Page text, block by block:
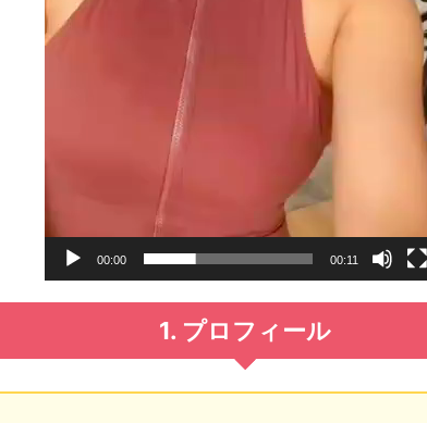
00:00 00:11
1. プロフィール